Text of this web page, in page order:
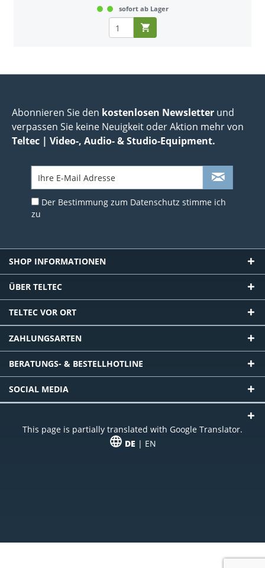
sofort ab Lager
Abonnieren Sie den kostenlosen Newsletter und
verpassen Sie keine Neuigkeit oder Aktion mehr von
Teltec | Video-, Audio- & Studio-Equipment.
Der Bestimmung zum Datenschutz stimme ich
zu
SHOP INFORMATIONEN
ÜBER TELTEC
TELTEC VOR ORT
ZAHLUNGSARTEN
BERATUNGS- & BESTELLHOTLINE
SOCIAL MEDIA
This page is partially translated with Google Translator.
DE | EN